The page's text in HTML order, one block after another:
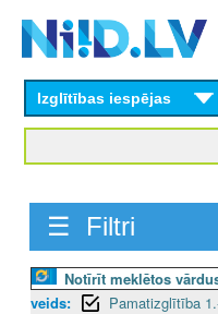
content
Izglītības iespējas
☰ Filtri
Notīrīt meklētos
veids:
Pamatizglītība